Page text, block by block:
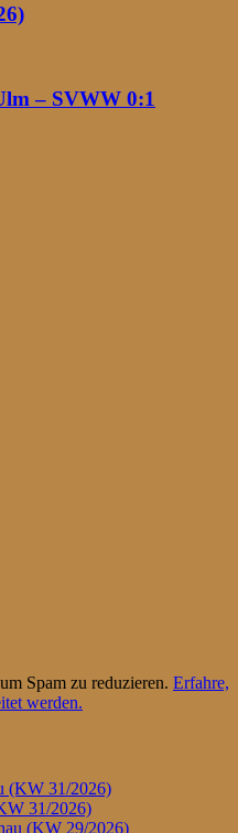
– SVWW 0:1
Spam zu reduzieren. Erfahre,
werden.
(KW 31/2026)
31/2026)
(KW 29/2026)